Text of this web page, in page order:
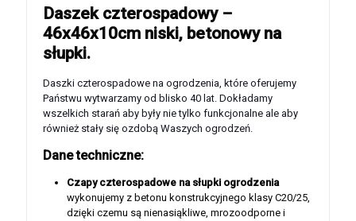
Daszek czterospadowy –
46x46x10cm niski, betonowy na
słupki.
Daszki czterospadowe na ogrodzenia, które oferujemy
Państwu wytwarzamy od blisko 40 lat. Dokładamy
wszelkich starań aby były nie tylko funkcjonalne ale aby
również stały się ozdobą Waszych ogrodzeń.
Dane techniczne:
Czapy czterospadowe na słupki ogrodzenia
wykonujemy z betonu konstrukcyjnego klasy C20/25,
dzięki czemu są nienasiąkliwe, mrozoodporne i